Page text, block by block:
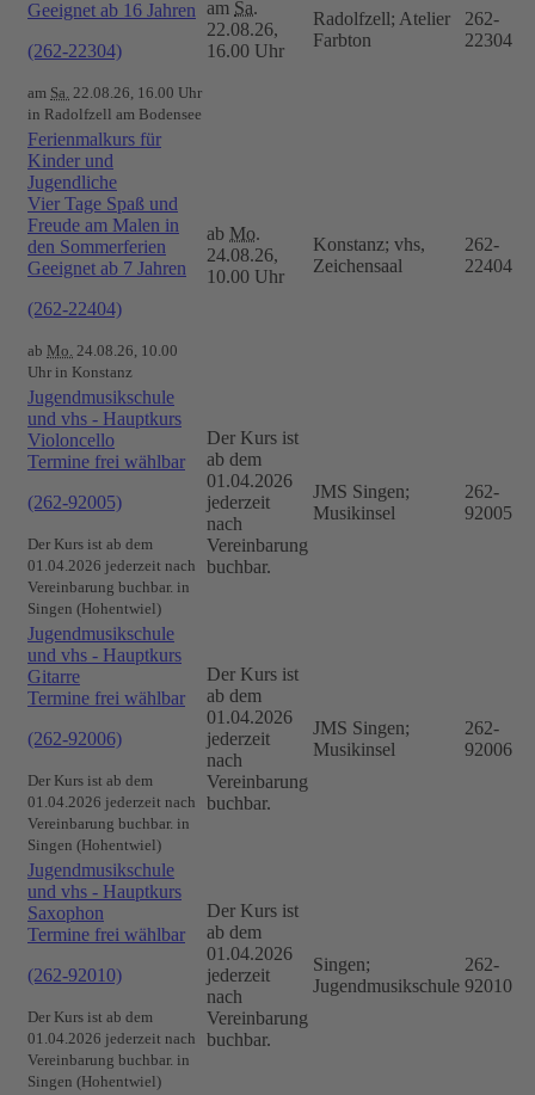
Geeignet ab 16 Jahren
(262-22304)
am Sa. 22.08.26, 16.00 Uhr
in Radolfzell am Bodensee
am Sa.
22.08.26,
16.00 Uhr
Radolfzell; Atelier
Farbton
262-
22304
Ferienmalkurs für
Kinder und
Jugendliche
Vier Tage Spaß und
Freude am Malen in
den Sommerferien
Geeignet ab 7 Jahren
(262-22404)
ab Mo. 24.08.26, 10.00
Uhr in Konstanz
ab Mo.
24.08.26,
10.00 Uhr
Konstanz; vhs,
Zeichensaal
262-
22404
Jugendmusikschule
und vhs - Hauptkurs
Violoncello
Termine frei wählbar
(262-92005)
Der Kurs ist ab dem
01.04.2026 jederzeit nach
Vereinbarung buchbar. in
Singen (Hohentwiel)
Der Kurs ist
ab dem
01.04.2026
jederzeit
nach
Vereinbarung
buchbar.
JMS Singen;
Musikinsel
262-
92005
Jugendmusikschule
und vhs - Hauptkurs
Gitarre
Termine frei wählbar
(262-92006)
Der Kurs ist ab dem
01.04.2026 jederzeit nach
Vereinbarung buchbar. in
Singen (Hohentwiel)
Der Kurs ist
ab dem
01.04.2026
jederzeit
nach
Vereinbarung
buchbar.
JMS Singen;
Musikinsel
262-
92006
Jugendmusikschule
und vhs - Hauptkurs
Saxophon
Termine frei wählbar
(262-92010)
Der Kurs ist ab dem
01.04.2026 jederzeit nach
Vereinbarung buchbar. in
Singen (Hohentwiel)
Der Kurs ist
ab dem
01.04.2026
jederzeit
nach
Vereinbarung
buchbar.
Singen;
Jugendmusikschule
262-
92010